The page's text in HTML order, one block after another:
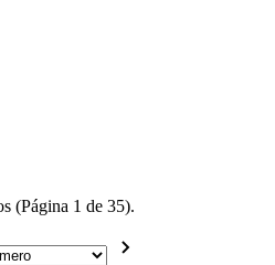
(Página 1 de 35).